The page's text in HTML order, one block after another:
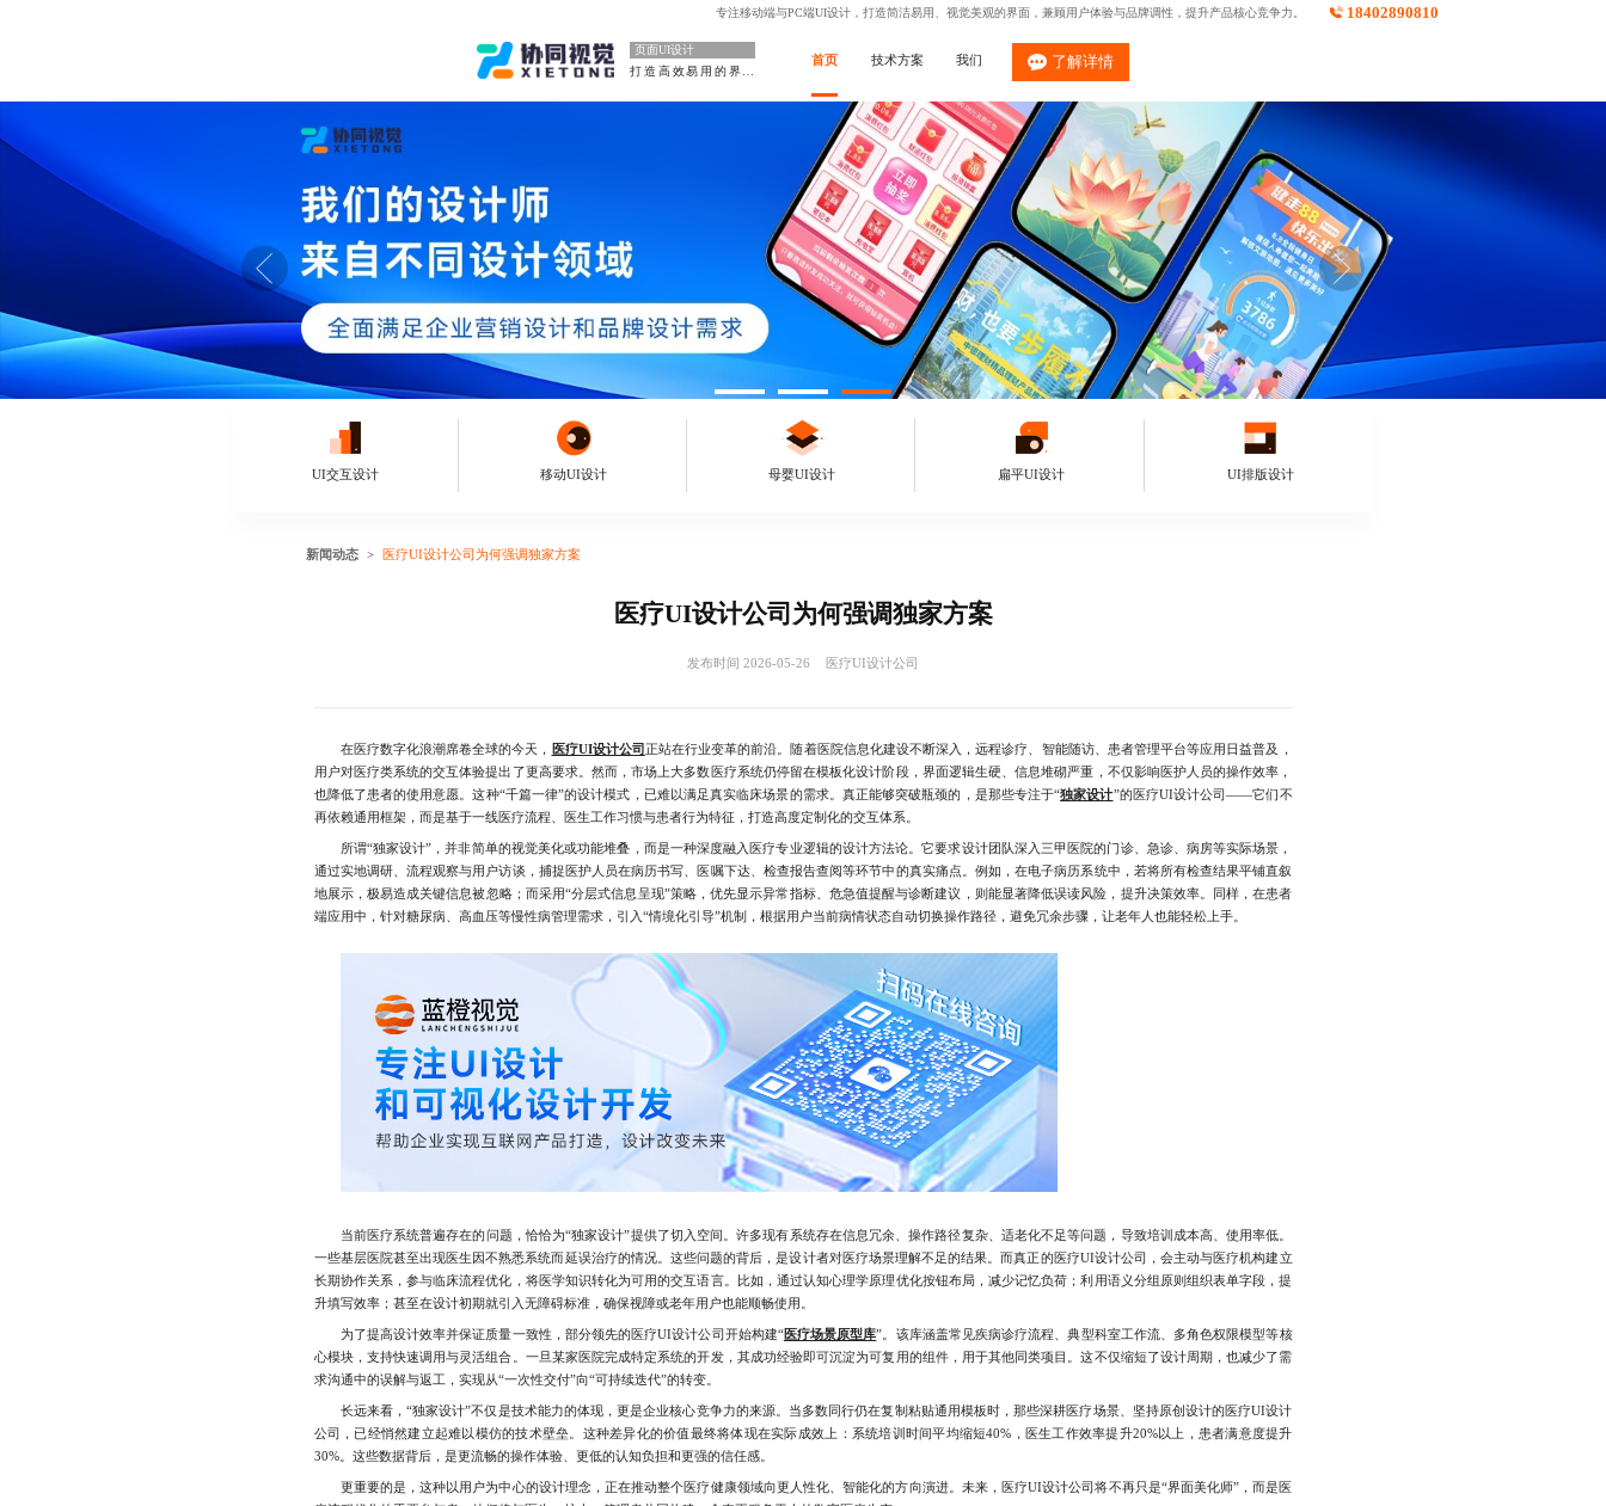
专注移动端与PC端UI设计，打造简洁易用、视觉美观的界面，兼顾用户体验与品牌调性，提升产品核心竞争力。 18402890810
页面UI设计
首页 技术方案 我们 了解详情
UI交互设计 移动UI设计 母婴UI设计 扁平UI设计 UI排版设计
新闻动态 医疗UI设计公司为何强调独家方案
医疗UI设计公司为何强调独家方案
发布时间 2026-05-26 医疗UI设计公司
在医疗数字化浪潮席卷全球的今天， 医疗UI设计公司 正站在行业变革的前沿。随着医院信息化建设不断深入，远程诊疗、智能随访、患者管理平台等应用日益普及，
用户对医疗类系统的交互体验提出了更高要求。然而，市场上大多数医疗系统仍停留在模板化设计阶段，界面逻辑生硬、信息堆砌严重，不仅影响医护人员的操作效率，
也降低了患者的使用意愿。这种“千篇一律”的设计模式，已难以满足真实临床场景的需求。真正能够突破瓶颈的，是那些专注于“独家设计”的医疗UI设计公司——它们不
再依赖通用框架，而是基于一线医疗流程、医生工作习惯与患者行为特征，打造高度定制化的交互体系。
所谓“独家设计”，并非简单的视觉美化或功能堆叠，而是一种深度融入医疗专业逻辑的设计方法论。它要求设计团队深入三甲医院的门诊、急诊、病房等实际场景，
通过实地调研、流程观察与用户访谈，捕捉医护人员在病历书写、医嘱下达、检查报告查阅等环节中的真实痛点。例如，在电子病历系统中，若将所有检查结果平铺直叙
地展示，极易造成关键信息被忽略；而采用“分层式信息呈现”策略，优先显示异常指标、危急值提醒与诊断建议，则能显著降低误读风险，提升决策效率。同样，在患者
端应用中，针对糖尿病、高血压等慢性病管理需求，引入“情境化引导”机制，根据用户当前病情状态自动切换操作路径，避免冗余步骤，让老年人也能轻松上手。
当前医疗系统普遍存在的问题，恰恰为“独家设计”提供了切入空间。许多现有系统存在信息冗余、操作路径复杂、适老化不足等问题，导致培训成本高、使用率低。
一些基层医院甚至出现医生因不熟悉系统而延误治疗的情况。这些问题的背后，是设计者对医疗场景理解不足的结果。而真正的医疗UI设计公司，会主动与医疗机构建立
长期协作关系，参与临床流程优化，将医学知识转化为可用的交互语言。比如，通过认知心理学原理优化按钮布局，减少记忆负荷；利用语义分组原则组织表单字段，提
升填写效率；甚至在设计初期就引入无障碍标准，确保视障或老年用户也能顺畅使用。
为了提高设计效率并保证质量一致性，部分领先的医疗UI设计公司开始构建“医疗场景原型库”。该库涵盖常见疾病诊疗流程、典型科室工作流、多角色权限模型等核
心模块，支持快速调用与灵活组合。一旦某家医院完成特定系统的开发，其成功经验即可沉淀为可复用的组件，用于其他同类项目。这不仅缩短了设计周期，也减少了需
求沟通中的误解与返工，实现从“一次性交付”向“可持续迭代”的转变。
长远来看，“独家设计”不仅是技术能力的体现，更是企业核心竞争力的来源。当多数同行仍在复制粘贴通用模板时，那些深耕医疗场景、坚持原创设计的医疗UI设计
公司，已经悄然建立起难以模仿的技术壁垒。这种差异化的价值最终将体现在实际成效上：系统培训时间平均缩短40%，医生工作效率提升20%以上，患者满意度提升
30%。这些数据背后，是更流畅的操作体验、更低的认知负担和更强的信任感。
更重要的是，这种以用户为中心的设计理念，正在推动整个医疗健康领域向更人性化、智能化的方向演进。未来，医疗UI设计公司将不再只是“界面美化师”，而是医